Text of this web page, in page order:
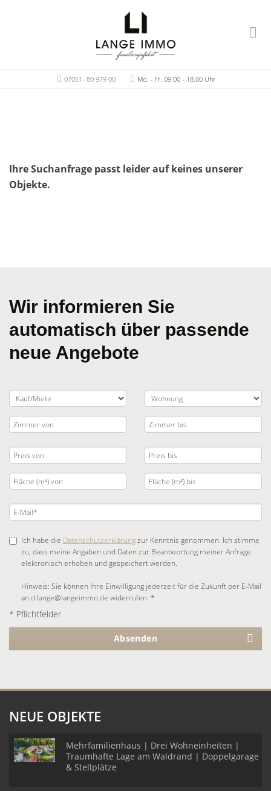
07051- 80 979 00 Mo. - Fr. 09.00 - 18.00 Uhr
Ihre Suchanfrage passt leider auf keines unserer
Objekte.
Wir informieren Sie
automatisch über passende
neue Angebote
Ich habe die Datenschutzerklärungzur Kenntnis genommen. Ich stimme
zu, dass meine Angaben und Daten zur Beantwortung meiner Anfrage
elektronisch erhoben und gespeichert werden.
Hinweis: Sie können Ihre Einwilligung jederzeit für die Zukunft per E-Mail
an d.lange@langeimmo.de widerrufen. *
* Pflichtfelder
Absenden
NEUE OBJEKTE
Mehrfamilienhaus | Drei Wohneinheiten |
Traumhafte Lage am Waldrand | Doppelgarage
& Stellplätze